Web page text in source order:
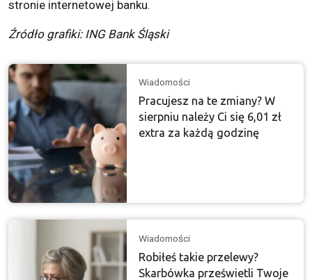
stronie internetowej banku.
Źródło grafiki: ING Bank Śląski
Wiadomości
Pracujesz na te zmiany? W
sierpniu należy Ci się 6,01 zł
extra za każdą godzinę
Wiadomości
Robiłeś takie przelewy?
Skarbówka prześwietli Twoje